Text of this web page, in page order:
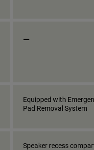
_
Equipped with
Pad Removal System
Speaker recess